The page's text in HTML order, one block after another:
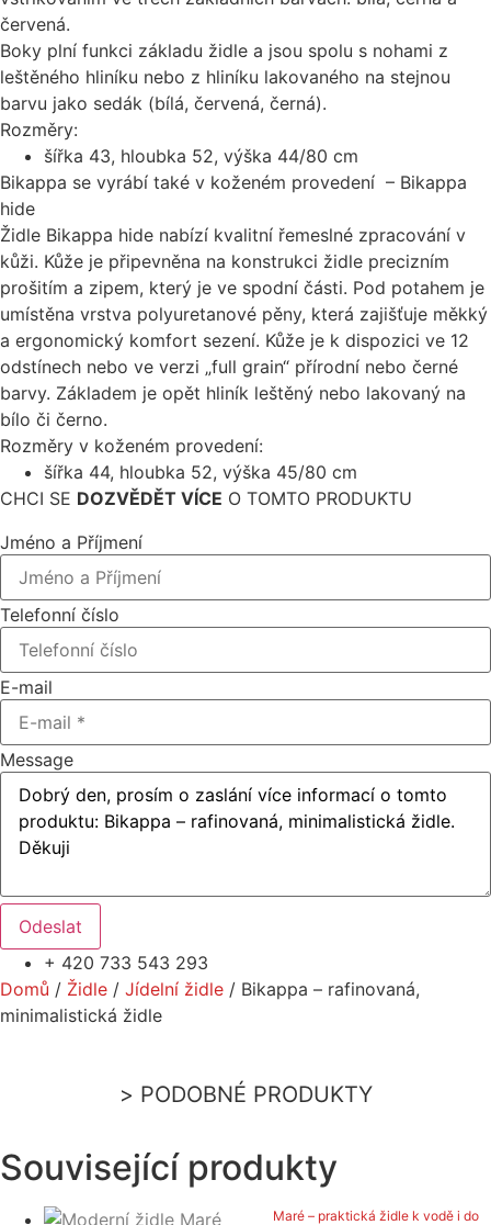
červená.
Boky plní funkci základu židle a jsou spolu s nohami z
leštěného hliníku nebo z hliníku lakovaného na stejnou
barvu jako sedák (bílá, červená, černá).
Rozměry:
šířka 43, hloubka 52, výška 44/80 cm
Bikappa se vyrábí také v koženém provedení – Bikappa
hide
Židle Bikappa hide nabízí kvalitní řemeslné zpracování v
kůži. Kůže je připevněna na konstrukci židle precizním
prošitím a zipem, který je ve spodní části. Pod potahem je
umístěna vrstva polyuretanové pěny, která zajišťuje měkký
a ergonomický komfort sezení. Kůže je k dispozici ve 12
odstínech nebo ve verzi „full grain“ přírodní nebo černé
barvy. Základem je opět hliník leštěný nebo lakovaný na
bílo či černo.
Rozměry v koženém provedení:
šířka 44, hloubka 52, výška 45/80 cm
CHCI SE DOZVĚDĚT VÍCE O TOMTO PRODUKTU
Jméno a Příjmení
Telefonní číslo
E-mail
Message
Odeslat
+ 420 733 543 293
Domů / Židle / Jídelní židle / Bikappa – rafinovaná,
minimalistická židle
PODOBNÉ PRODUKTY
Související produkty
Maré – praktická židle k vodě i do